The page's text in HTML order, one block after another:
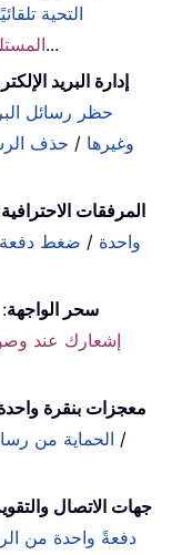
التحية
...
إدارة البريد
حظر رسائل
وغيرها / حذف
المرفقات الاحترافية
واحدة / ضغط دفعة
سحر الواجهة:
إشعارك عند
معجزات بنقرة
/ الحماية من
جهات الاتصال
دفعةً واحدة من